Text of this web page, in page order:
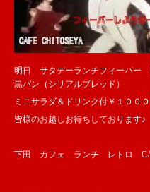
明日 サタデーランチフィーバー
黒パン（シリアルブレッド）
ミニサラダ＆ドリンク付￥１０００
皆様のお越しお待ちしております♪
下田 カフェ ランチ レトロ